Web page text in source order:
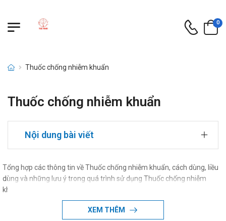
0
Thuốc chống nhiễm khuẩn
Thuốc chống nhiễm khuẩn
Nội dung bài viết
Tổng hợp các thông tin về Thuốc chống nhiễm khuẩn, cách dùng, liều
dùng và những lưu ý trong quá trình sử dụng Thuốc chống nhiễm
khuẩn
XEM THÊM